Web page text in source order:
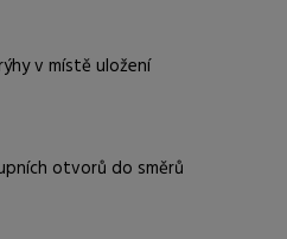
v místě uložení
otvorů do směrů